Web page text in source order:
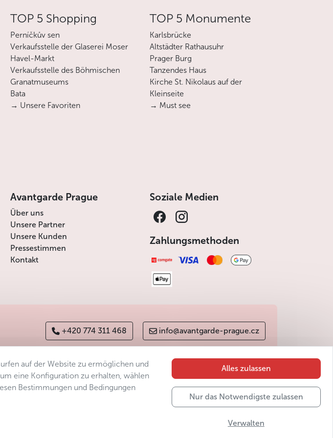
TOP 5 Shopping
Perníčkův sen
Verkaufsstelle der Glaserei Moser
Havel-Markt
Verkaufsstelle des Böhmischen
Granatmuseums
Bata
→ Unsere Favoriten
TOP 5 Monumente
Karlsbrücke
Altstädter Rathausuhr
Prager Burg
Tanzendes Haus
Kirche St. Nikolaus auf der
Kleinseite
→ Must see
Avantgarde Prague
Über uns
Unsere Partner
Unsere Kunden
Pressestimmen
Kontakt
Soziale Medien
Zahlungsmethoden
+420 774 311 468 info@avantgarde-prague.cz
consent Sitemap
auf der Website zu ermöglichen und
eine Konfiguration zu erhalten, wählen
Bestimmungen und Bedingungen
Alles zulassen
Nur das Notwendigste zulassen
Verwalten